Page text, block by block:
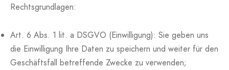
Rechtsgrundlagen:
Art. 6 Abs. 1 lit. a DSGVO (Einwilligung): Sie geben uns
die Einwilligung Ihre Daten zu speichern und weiter für den
Geschäftsfall betreffende Zwecke zu verwenden;